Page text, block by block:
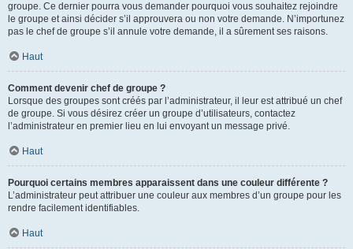
groupe. Ce dernier pourra vous demander pourquoi vous souhaitez rejoindre
le groupe et ainsi décider s’il approuvera ou non votre demande. N’importunez
pas le chef de groupe s’il annule votre demande, il a sûrement ses raisons.
Haut
Comment devenir chef de groupe ?
Lorsque des groupes sont créés par l’administrateur, il leur est attribué un chef
de groupe. Si vous désirez créer un groupe d’utilisateurs, contactez
l’administrateur en premier lieu en lui envoyant un message privé.
Haut
Pourquoi certains membres apparaissent dans une couleur différente ?
L’administrateur peut attribuer une couleur aux membres d’un groupe pour les
rendre facilement identifiables.
Haut